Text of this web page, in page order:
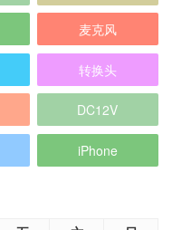
麦克风
转换头
DC12V
iPhone